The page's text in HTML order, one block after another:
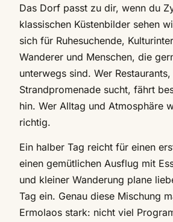
Das Dorf passt zu dir, wenn du
klassischen Küstenbilder sehen
sich für Ruhesuchende,
Wanderer und Menschen, die
unterwegs sind. Wer
Strandpromenade sucht, fährt
hin. Wer Alltag und Atmosphäre
richtig.
Ein halber Tag reicht für einen
einen gemütlichen Ausflug mit
und kleiner Wanderung plane
Tag ein. Genau diese Mischung
Ermolaos stark: nicht viel